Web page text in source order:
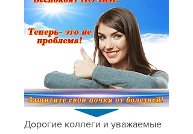
Дорогие коллеги и уважаемые